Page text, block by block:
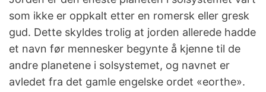
som ikke er oppkalt etter en romersk eller gresk
gud. Dette skyldes trolig at jorden allerede hadde
et navn før mennesker begynte å kjenne til de
andre planetene i solsystemet, og navnet er
avledet fra det gamle engelske ordet «eorthe».